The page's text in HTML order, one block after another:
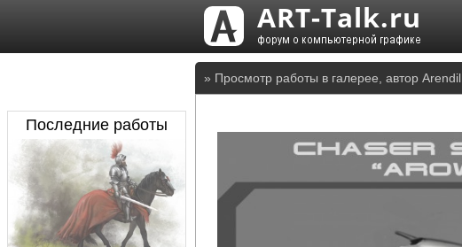
» Просмотр работы в галерее, автор Arendil
Последние работы